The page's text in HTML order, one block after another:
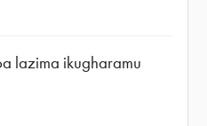
lazima ikugharamu